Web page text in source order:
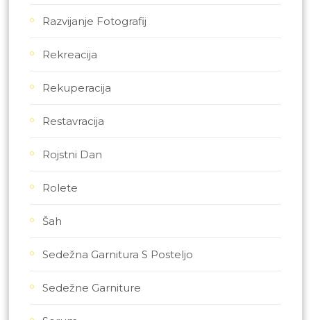
Razvijanje Fotografij
Rekreacija
Rekuperacija
Restavracija
Rojstni Dan
Rolete
Šah
Sedežna Garnitura S Posteljo
Sedežne Garniture